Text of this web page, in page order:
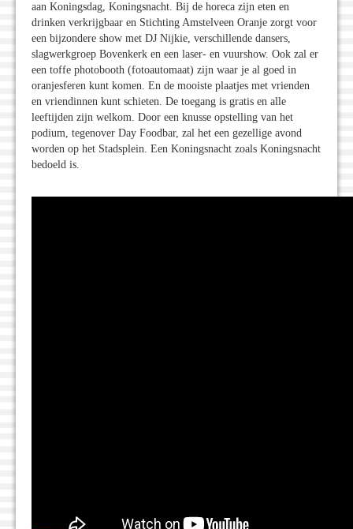
aan Koningsdag, Koningsnacht. Bij de horeca zijn eten en
drinken verkrijgbaar en Stichting Amstelveen Oranje zorgt voor
een bijzondere show met DJ Nijkie, verschillende dansers,
slagwerkgroep Bovenkerk en een laser- en vuurshow. Ook zal er
een toffe photobooth (fotoautomaat) zijn waar je al goed in
oranjesferen kunt komen. En de mooiste plaatjes met vrienden
en vriendinnen kunt schieten. De toegang is gratis en alle
leeftijden zijn welkom. Door een knusse opstelling van het
podium, tegenover Day Foodbar, zal het een gezellige avond
worden op het Stadsplein. Een Koningsnacht zoals Koningsnacht
bedoeld is.